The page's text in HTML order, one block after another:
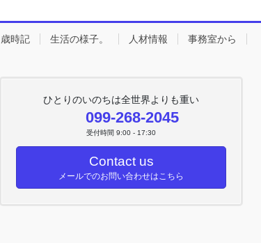
歳時記 生活の様子。 人材情報 事務室から
ひとりのいのちは全世界よりも重い
099-268-2045
受付時間 9:00 - 17:30
Contact us
メールでのお問い合わせはこちら